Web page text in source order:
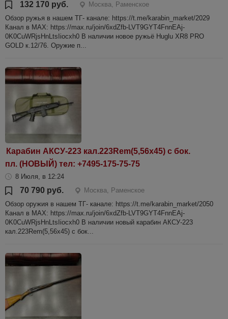
132 170 руб.
Москва, Раменское
Обзор ружья в нашем ТГ- канале: https://t.me/karabin_market/2029
Канал в МАХ: https://max.ru/join/6xdZfb-LVT9GYT4FnnEAj-
0K0CuWRjsHnLtsIiocxh0 В наличии новое ружьё Huglu XR8 PRO
GOLD к.12/76. Оружие п...
Карабин АКСУ-223 кал.223Rem(5,56х45) с бок.
пл. (НОВЫЙ) тел: +7495-175-75-75
8 Июля, в 12:24
70 790 руб.
Москва, Раменское
Обзор оружия в нашем ТГ- канале: https://t.me/karabin_market/2050
Канал в МАХ: https://max.ru/join/6xdZfb-LVT9GYT4FnnEAj-
0K0CuWRjsHnLtsIiocxh0 В наличии новый карабин АКСУ-223
кал.223Rem(5,56х45) с бок...